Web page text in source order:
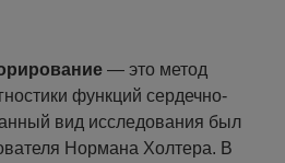
— это метод
функций сердечно-
вид исследования был
Нормана Холтера. В